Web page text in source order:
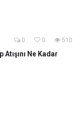
0 0 510
Atışını Ne Kadar